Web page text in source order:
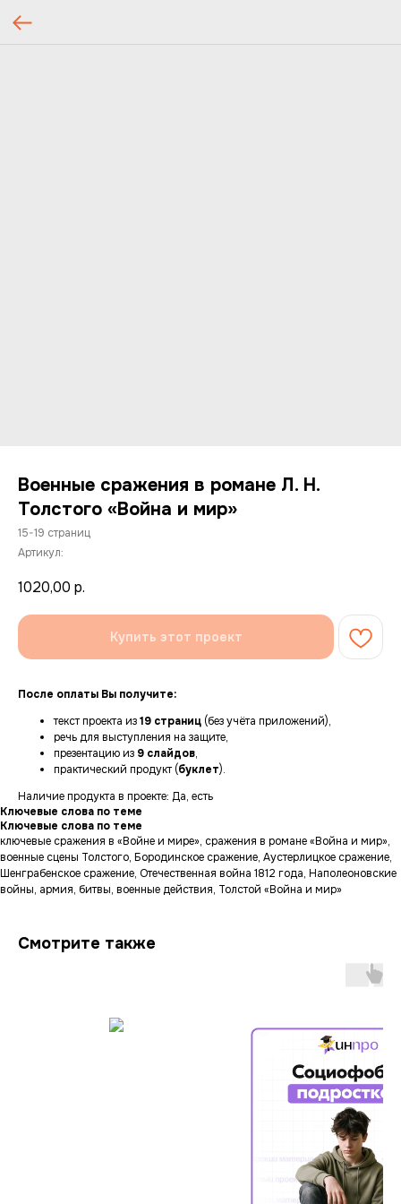
Военные сражения в романе Л. Н.
Толстого «Война и мир»
15-19 страниц
Артикул:
1020,00 р.
Купить этот проект
После оплаты Вы получите:
текст проекта из19 страниц (без учёта приложений),
речь для выступления на защите,
презентацию из 9 слайдов,
практический продукт (буклет).
Наличие продукта в проекте: Да, есть
Ключевые слова по теме
Ключевые слова по теме
ключевые сражения в «Войне и мире», сражения в романе «Война и мир»,
военные сцены Толстого, Бородинское сражение, Аустерлицкое сражение,
Шенграбенское сражение, Отечественная война 1812 года, Наполеоновские
войны, армия, битвы, военные действия, Толстой «Война и мир»
Смотрите также